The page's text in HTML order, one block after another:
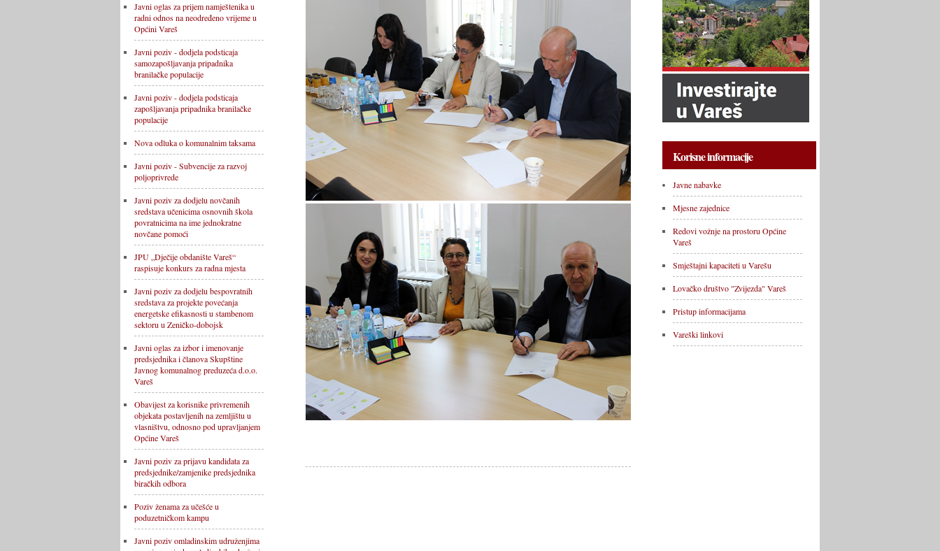
Javni oglas za prijem namještenika u
radni odnos na neodređeno vrijeme u
Općini Vareš
Javni poziv - dodjela podsticaja
samozapošljavanja pripadnika
branilačke populacije
Javni poziv - dodjela podsticaja
zapošljavanja pripadnika branilačke
populacije
Nova odluka o komunalnim taksama
Javni poziv - Subvencije za razvoj
poljoprivrede
Javni poziv za dodjelu novčanih
sredstava učenicima osnovnih škola
povratnicima na ime jednokratne
novčane pomoći
JPU „Dječije obdanište Vareš“
raspisuje konkurs za radna mjesta
Javni poziv za dodjelu bespovratnih
sredstava za projekte povećanja
energetske efikasnosti u stambenom
sektoru u Zeničko-dobojsk
Javni oglas za izbor i imenovanje
predsjednika i članova Skupštine
Javnog komunalnog preduzeća d.o.o.
Vareš
Obavijest za korisnike privremenih
objekata postavljenih na zemljištu u
vlasništvu, odnosno pod upravljanjem
Općine Vareš
Javni poziv za prijavu kandidata za
predsjednike/zamjenike predsjednika
biračkih odbora
Poziv ženama za učešće u
poduzetničkom kampu
Javni poziv omladinskim udruženjima
Korisne informacije
Javne nabavke
Mjesne zajednice
Redovi vožnje na prostoru Općine
Vareš
Smještajni kapaciteti u Varešu
Lovačko društvo "Zvijezda" Vareš
Pristup informacijama
Vareški linkovi